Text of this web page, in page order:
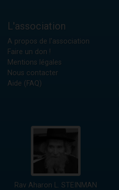
L'association
A propos de l'association
Faire un don !
Mentions légales
Nous contacter
Aide (FAQ)
Rav Aharon L. STEINMAN